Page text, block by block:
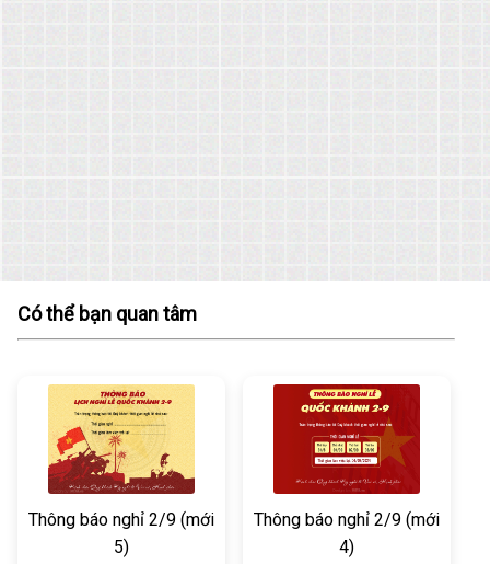
Có thể bạn quan tâm
Thông báo nghỉ 2/9 (mới
5)
Thông báo nghỉ 2/9 (mới
4)